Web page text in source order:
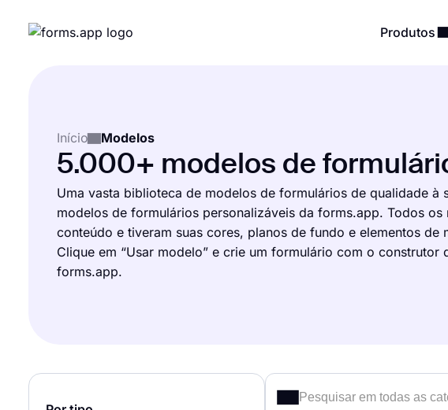
Produtos
Início Modelos
5.000+ modelos de
Uma vasta biblioteca de modelos de formulários de qualidade à
modelos de formulários personalizáveis da forms.app. Todos
conteúdo e tiveram suas cores, planos de fundo e elementos
Clique em “Usar modelo” e crie um formulário com o
forms.app.